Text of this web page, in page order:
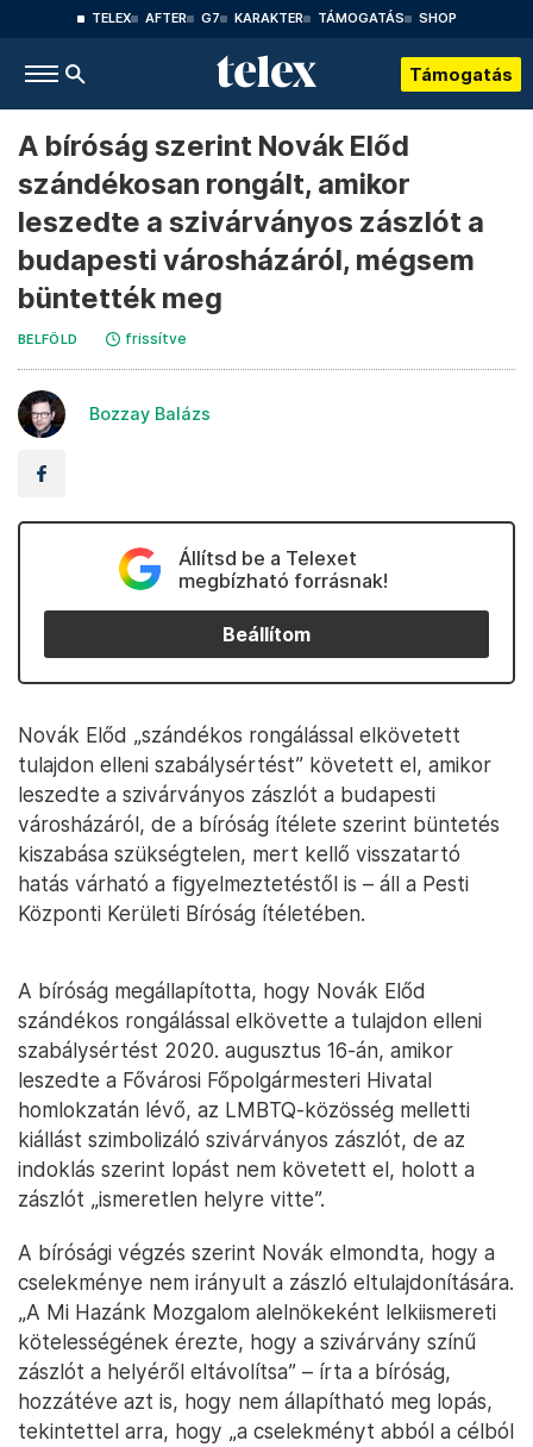
TELEX AFTER G7 KARAKTER TÁMOGATÁS SHOP
Támogatás
A bíróság szerint Novák Előd
szándékosan rongált, amikor
leszedte a szivárványos zászlót a
budapesti városházáról, mégsem
büntették meg
BELFÖLD frissítve
Bozzay Balázs
Állítsd be a Telexet
megbízható forrásnak!
Beállítom
Novák Előd „szándékos rongálással elkövetett
tulajdon elleni szabálysértést” követett el, amikor
leszedte a szivárványos zászlót a budapesti
városházáról, de a bíróság ítélete szerint büntetés
kiszabása szükségtelen, mert kellő visszatartó
hatás várható a figyelmeztetéstől is – áll a Pesti
Központi Kerületi Bíróság ítéletében.
A bíróság megállapította, hogy Novák Előd
szándékos rongálással elkövette a tulajdon elleni
szabálysértést 2020. augusztus 16-án, amikor
leszedte a Fővárosi Főpolgármesteri Hivatal
homlokzatán lévő, az LMBTQ-közösség melletti
kiállást szimbolizáló szivárványos zászlót, de az
indoklás szerint lopást nem követett el, holott a
zászlót „ismeretlen helyre vitte”.
A bírósági végzés szerint Novák elmondta, hogy a
cselekménye nem irányult a zászló eltulajdonítására.
„A Mi Hazánk Mozgalom alelnökeként lelkiismereti
kötelességének érezte, hogy a szivárvány színű
zászlót a helyéről eltávolítsa” – írta a bíróság,
hozzátéve azt is, hogy nem állapítható meg lopás,
tekintettel arra, hogy „a cselekményt abból a célból